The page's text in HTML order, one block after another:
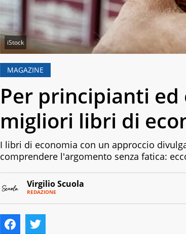
iStock
MAGAZINE
Per principianti ed
migliori libri di
I libri di economia con un approccio
comprendere l'argomento senza fatica:
Virgilio Scuola
REDAZIONE
MAIL
ALTRI
SITI
è
un